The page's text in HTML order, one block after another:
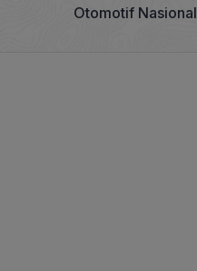
Otomotif Nasional